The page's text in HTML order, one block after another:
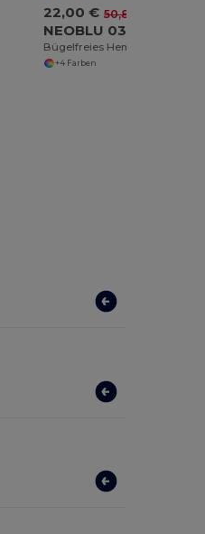
22,00 € 50,88 €
NEOBLU 03182
+4 Farben